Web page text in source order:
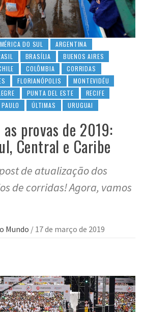
DO SUL
ARGENTINA
BRASÍLIA
BUENOS AIRES
COLÔMBIA
CORRIDAS
FLORIANÓPOLIS
MONTEVIDÉU
PUNTA DEL ESTE
RECIFE
ÚLTIMAS URUGUAI
provas de 2019:
Central e Caribe
de atualização dos
de corridas! Agora, vamos
Mundo / 17 de março de 2019